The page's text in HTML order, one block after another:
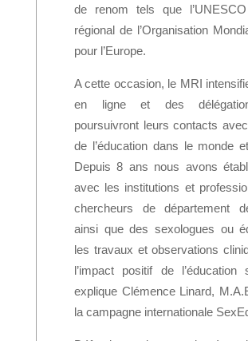
de renom tels que
régional de l’Organisation
pour l’Europe.
A cette occasion, le MRI
en ligne et des
poursuivront leurs contacts
de l’éducation dans le monde
Depuis 8 ans nous avons
avec les institutions et
chercheurs de département
ainsi que des sexologues ou
les travaux et observations
l’impact positif de
explique Clémence Linard,
la campagne internationale